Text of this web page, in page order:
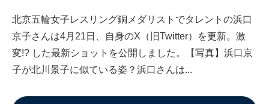
北京五輪女子レスリング銅メダリストでタレントの浜口
京子さんは4月21日、自身のX（旧Twitter）を更新。激
変!? した最新ショットを公開しました。【写真】浜口京
子が北川景子に似ている姿？浜口さんは...